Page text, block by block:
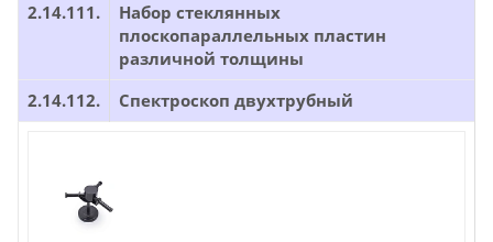
2.14.111.
Набор стеклянных
плоскопараллельных пластин
различной толщины
2.14.112.
Спектроскоп двухтрубный